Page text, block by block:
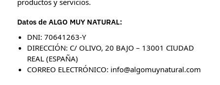
Datos de ALGO MUY NATURAL:
DNI: 70641263-Y
DIRECCIÓN: C/ OLIVO, 20 BAJO – 13001 CIUDAD
REAL (ESPAÑA)
CORREO ELECTRÓNICO: info@algomuynatural.com